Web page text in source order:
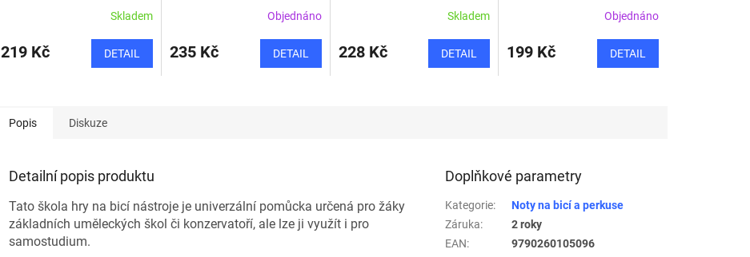
Skladem
219 Kč DETAIL
Objednáno
235 Kč DETAIL
Skladem
228 Kč DETAIL
Objednáno
199 Kč DETAIL
Popis Diskuze
Detailní popis produktu
Tato škola hry na bicí nástroje je univerzální pomůcka určená pro žáky
základních uměleckých škol či konzervatoří, ale lze ji využít i pro
samostudium.
Doplňkové parametry
Kategorie:
Noty na bicí a perkuse
Záruka:
2 roky
EAN: 9790260105096